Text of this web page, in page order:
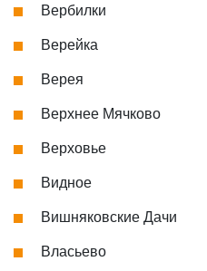
Вербилки
Верейка
Верея
Верхнее Мячково
Верховье
Видное
Вишняковские Дачи
Власьево